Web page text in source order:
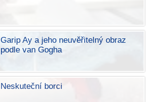
Garip Ay a jeho neuvěřitelný obraz
podle van Gogha
Neskuteční borci